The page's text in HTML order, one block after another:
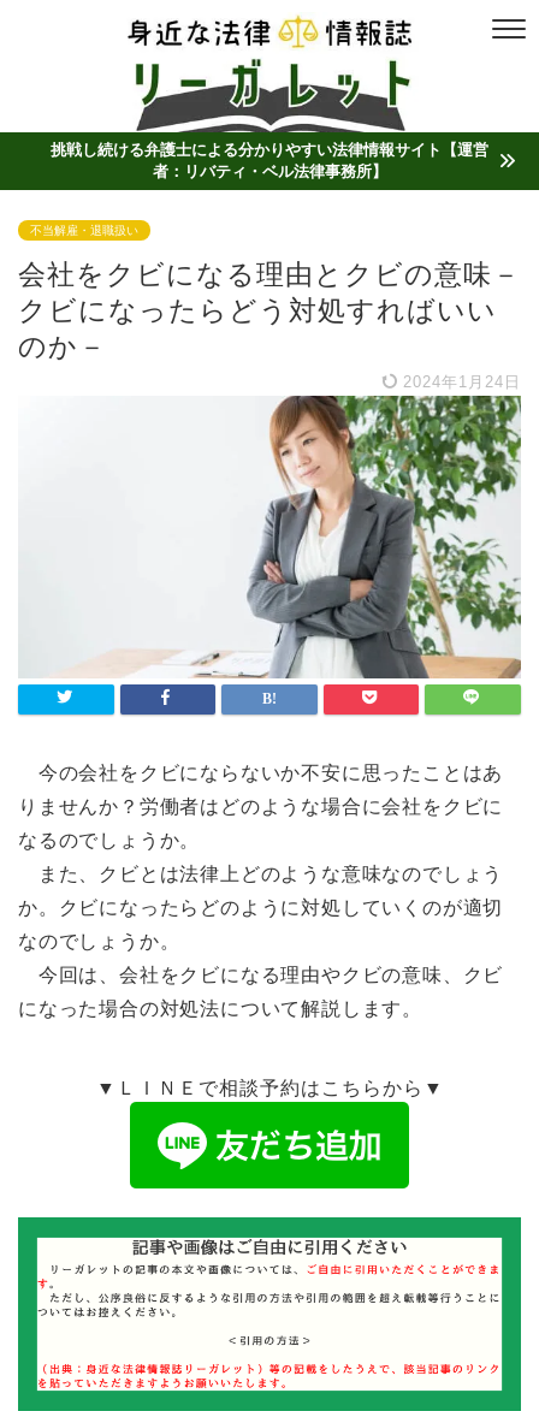
挑戦し続ける弁護士による分かりやすい法律情報サイト【運営
者：リバティ・ベル法律事務所】
不当解雇・退職扱い
会社をクビになる理由とクビの意味－
クビになったらどう対処すればいい
のか－
2024年1月24日
今の会社をクビにならないか不安に思ったことはあ
りませんか？労働者はどのような場合に会社をクビに
なるのでしょうか。
また、クビとは法律上どのような意味なのでしょう
か。クビになったらどのように対処していくのが適切
なのでしょうか。
今回は、会社をクビになる理由やクビの意味、クビ
になった場合の対処法について解説します。
▼ＬＩＮＥで相談予約はこちらから▼